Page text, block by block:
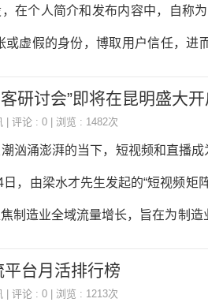
在个人简介和发布内容中，自称
或虚假的身份，博取用户信任，
、删除不当个人简介和内容，或
研讨会”即将在昆明盛大开
| 评论 : 0 | 浏览 : 1482次
汹涌澎湃的当下，短视频和直播
日，由梁水才先生发起的“短视频矩
制造业全域流量增长，旨在为制造
息科技有限公司、山东尚帝网络技
台月活排行榜
| 评论 : 0 | 浏览 : 1213次